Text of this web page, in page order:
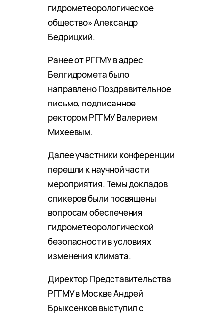
гидрометеорологическое
общество» Александр
Бедрицкий.
Ранее от РГГМУ в адрес
Белгидромета было
направлено Поздравительное
письмо, подписанное
ректором РГГМУ Валерием
Михеевым.
Далее участники конференции
перешли к научной части
мероприятия. Темы докладов
спикеров были посвящены
вопросам обеспечения
гидрометеорологической
безопасности в условиях
изменения климата.
Директор Представительства
РГГМУ в Москве Андрей
Брыксенков выступил с